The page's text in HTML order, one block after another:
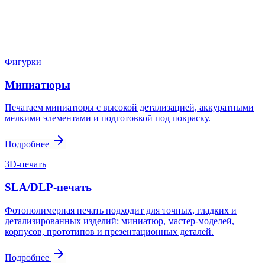
Фигурки
Миниатюры
Печатаем миниатюры с высокой детализацией, аккуратными
мелкими элементами и подготовкой под покраску.
Подробнее
3D-печать
SLA/DLP-печать
Фотополимерная печать подходит для точных, гладких и
детализированных изделий: миниатюр, мастер-моделей,
корпусов, прототипов и презентационных деталей.
Подробнее